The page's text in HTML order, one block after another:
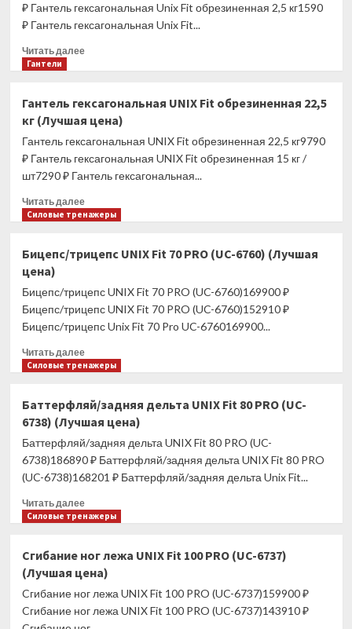
кг
(Лучшая
₽ Гантель гексагональная Unix Fit обрезиненная 2,5 кг1590
₽ Гантель гексагональная Unix Fit...
Читать далееПрочитать
гексагональная
UNIX
Fit
кг
(Лучшая
цена)
Гантели
Гантель гексагональная UNIX Fit обрезиненная 22,5
кг (Лучшая цена)
Гантель гексагональная UNIX Fit обрезиненная 22,5 кг9790
₽ Гантель гексагональная UNIX Fit обрезиненная 15 кг /
шт7290 ₽ Гантель гексагональная...
Читать далееПрочитать
больше
гексагональная
Fit
обрезиненная
22,5
кг
(Лучшая
цена)
Силовые тренажеры
Бицепс/трицепс UNIX Fit 70 PRO (UC-6760) (Лучшая
цена)
Бицепс/трицепс UNIX Fit 70 PRO (UC-6760)169900 ₽
Бицепс/трицепс UNIX Fit 70 PRO (UC-6760)152910 ₽
Бицепс/трицепс Unix Fit 70 Pro UC-6760169900...
Читать далееПрочитать
больше
трицепс
UNIX
Fit
70
(UC-
6760)
(Лучшая
Силовые тренажеры
Баттерфляй/задняя дельта UNIX Fit 80 PRO (UC-
6738) (Лучшая цена)
Баттерфляй/задняя дельта UNIX Fit 80 PRO (UC-
6738)186890 ₽ Баттерфляй/задняя дельта UNIX Fit 80 PRO
(UC-6738)168201 ₽ Баттерфляй/задняя дельта Unix Fit...
Читать далееПрочитать
больше
задняя
дельта
UNIX
Силовые тренажеры
Cгибание ног лежа UNIX Fit 100 PRO (UC-6737)
(Лучшая цена)
Cгибание ног лежа UNIX Fit 100 PRO (UC-6737)159900 ₽
Cгибание ног лежа UNIX Fit 100 PRO (UC-6737)143910 ₽